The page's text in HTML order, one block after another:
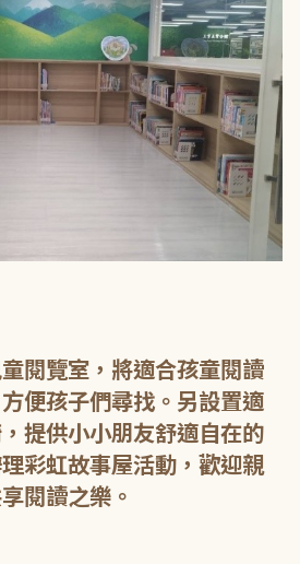
閱覽室，將適合孩童閱讀
便孩子們尋找。另設置適
提供小小朋友舒適自在的
彩虹故事屋活動，歡迎親
閱讀之樂。